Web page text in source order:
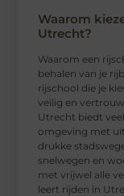
Waarom
Utrecht?
Waarom een
behalen van je
rijschool die je
veilig en
Utrecht biedt
omgeving met
drukke
snelwegen en
met vrijwel alle
leert rijden in